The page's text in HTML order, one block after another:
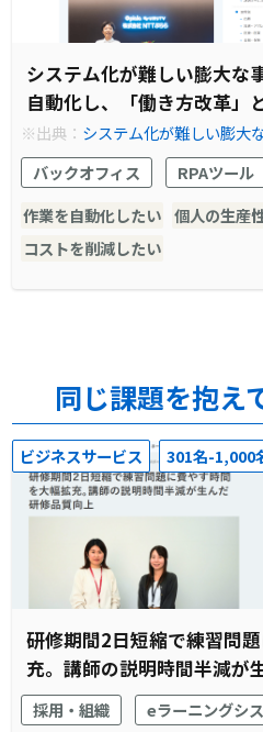
システム化が難しい膨大な
自動化し、「働き方改革」
※出典： システム化が難しい膨大
化し、「働き方改革」と「生産性
バックオフィス
RPAツール
作業を自動化したい 個人の生産
コストを削減したい
同じ課題を抱え
ビジネスサービス 301名-1,000
研修期間2日短縮で練習問
充。講師の説明時間半減が
採用・組織
eラーニングシ